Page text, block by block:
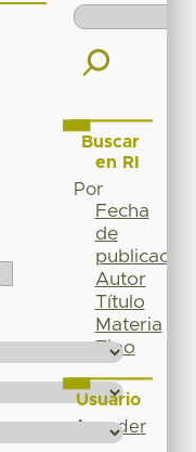
Buscar
en RI
Por
Fecha
de
publicación
Autor
Título
Materia
Tipo
Usuario
Acceder